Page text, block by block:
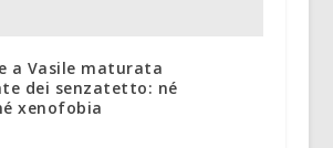
a Vasile maturata
dei senzatetto: né
xenofobia